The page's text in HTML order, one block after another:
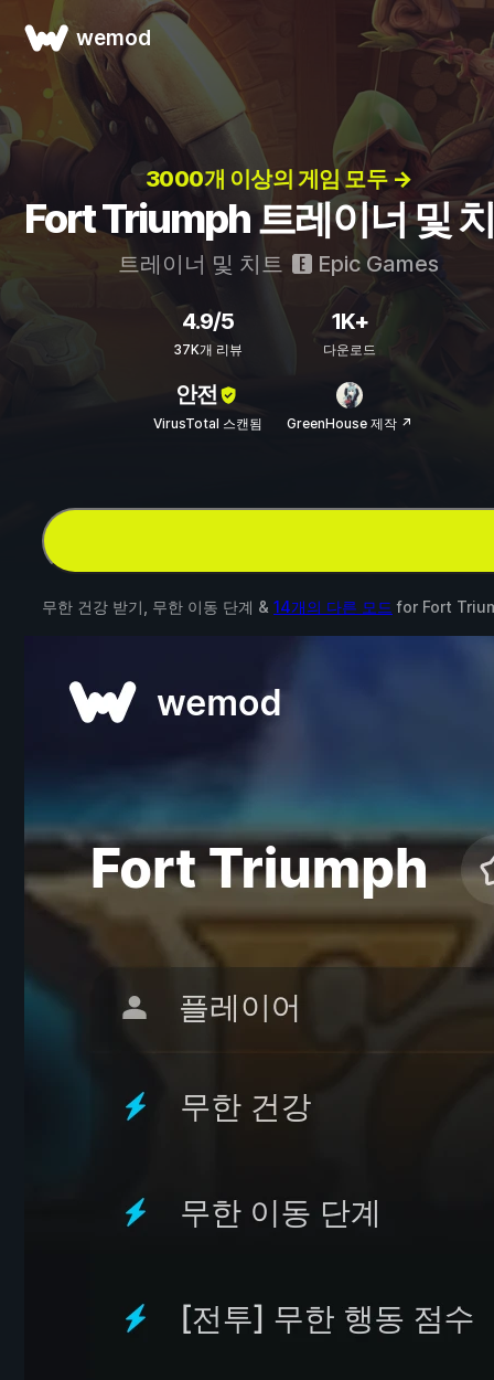
wemod
3000개 이상의 게임 모두 →
Fort Triumph 트레이너 및
트레이너 및 치트 Epic Games
4.9/5
37K개 리뷰
1K+
다운로드
안전
VirusTotal 스캔됨 GreenHouse 제작 ↗
무한 건강 받기, 무한 이동 단계 & 14개의 다른 모드 for Fort